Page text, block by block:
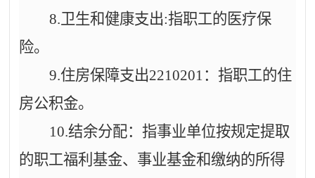
8.卫生和健康支出:指职工的医疗保
险。
9.住房保障支出2210201：指职工的住
房公积金。
10.结余分配：指事业单位按规定提取
的职工福利基金、事业基金和缴纳的所得